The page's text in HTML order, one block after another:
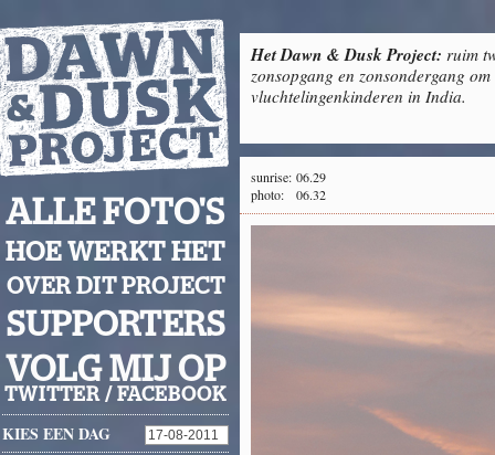
Het Dawn & Dusk Project: ruim
zonsopgang en zonsondergang
vluchtelingenkinderen in India.
ALLE FOTO'S
HOE WERKT HET
OVER DIT PROJECT
SUPPORTERS
VOLG MIJ OP
TWITTER / FACEBOOK
KIES EEN DAG
sunrise: 06.29
photo:
06.32